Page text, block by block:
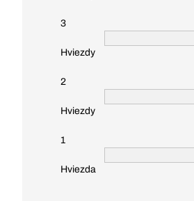
3
Hviezdy
2
Hviezdy
1
Hviezda